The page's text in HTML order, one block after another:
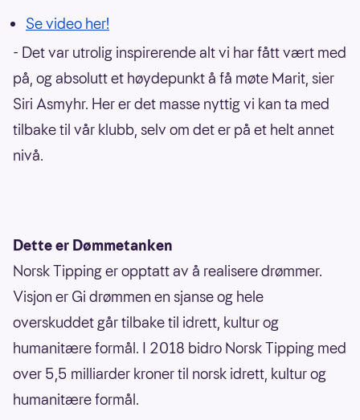
Se video her!
- Det var utrolig inspirerende alt vi har fått vært med
på, og absolutt et høydepunkt å få møte Marit, sier
Siri Asmyhr. Her er det masse nyttig vi kan ta med
tilbake til vår klubb, selv om det er på et helt annet
nivå.
Dette er Dømmetanken
Norsk Tipping er opptatt av å realisere drømmer.
Visjon er Gi drømmen en sjanse og hele
overskuddet går tilbake til idrett, kultur og
humanitære formål. I 2018 bidro Norsk Tipping med
over 5,5 milliarder kroner til norsk idrett, kultur og
humanitære formål.